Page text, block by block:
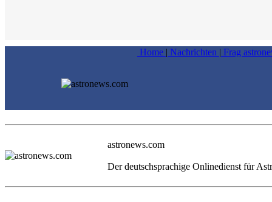
Home | Nachrichten | Frag
astronews.com
Der deutschsprachige Onlinedienst für